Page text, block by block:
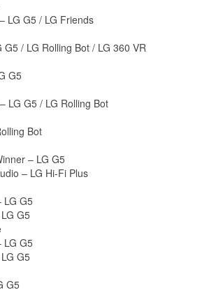
LG G5 / LG Friends
G5 / LG Rolling Bot / LG 360 VR
G5
LG G5 / LG Rolling Bot
Bot
– LG G5
– LG Hi-Fi Plus
LG G5
G5
LG G5
G5
G5